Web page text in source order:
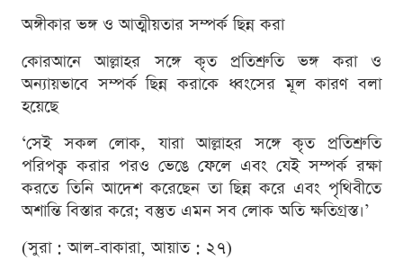
অঙ্গীকার ভঙ্গ ও আত্মীয়তার সম্পর্ক ছিন্ন করা
কোরআনে আল্লাহর সঙ্গে কৃত প্রতিশ্রুতি ভঙ্গ করা ও
অন্যায়ভাবে সম্পর্ক ছিন্ন করাকে ধ্বংসের মূল কারণ বলা
হয়েছে
‘সেই সকল লোক, যারা আল্লাহর সঙ্গে কৃত প্রতিশ্রুতি
পরিপক্ব করার পরও ভেঙে ফেলে এবং যেই সম্পর্ক রক্ষা
করতে তিনি আদেশ করেছেন তা ছিন্ন করে এবং পৃথিবীতে
অশান্তি বিস্তার করে; বস্তুত এমন সব লোক অতি ক্ষতিগ্রস্ত।’
(সুরা : আল-বাকারা, আয়াত : ২৭)